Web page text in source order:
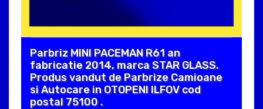
Parbriz MINI PACEMAN R61 an
fabricatie 2014, marca STAR GLASS.
Produs vandut de Parbrize Camioane
si Autocare in OTOPENI ILFOV cod
postal 75100 .